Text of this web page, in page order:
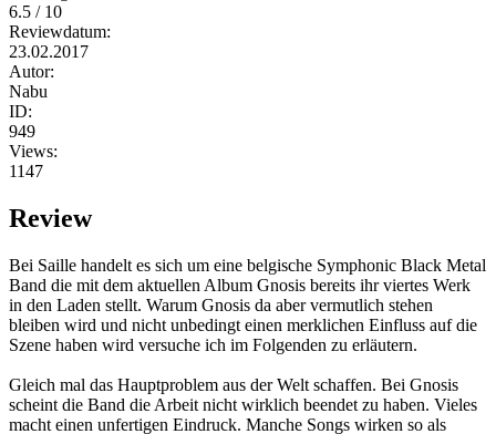
6.5 / 10
Reviewdatum:
23.02.2017
Autor:
Nabu
ID:
949
Views:
1147
Review
Bei Saille handelt es sich um eine belgische Symphonic Black Metal
Band die mit dem aktuellen Album Gnosis bereits ihr viertes Werk
in den Laden stellt. Warum Gnosis da aber vermutlich stehen
bleiben wird und nicht unbedingt einen merklichen Einfluss auf die
Szene haben wird versuche ich im Folgenden zu erläutern.
Gleich mal das Hauptproblem aus der Welt schaffen. Bei Gnosis
scheint die Band die Arbeit nicht wirklich beendet zu haben. Vieles
macht einen unfertigen Eindruck. Manche Songs wirken so als